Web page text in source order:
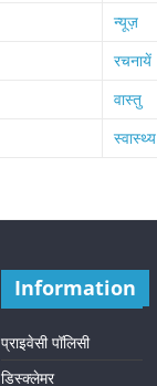
न्यूज़
रचनायें
वास्तु
स्वास्थ्य
Information
प्राइवेसी पॉलिसी
डिस्क्लेमर